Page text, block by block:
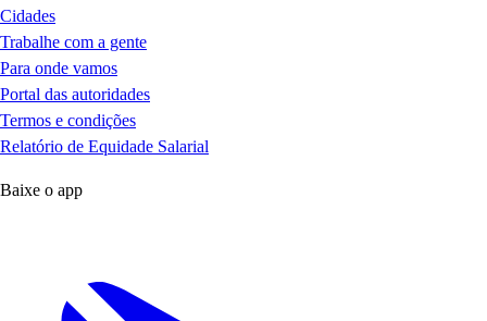
Cidades
Trabalhe com a gente
Para onde vamos
Portal das autoridades
Termos e condições
Relatório de Equidade Salarial
Baixe o app